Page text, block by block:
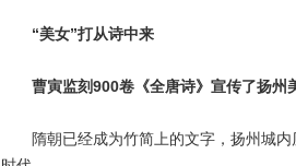
“美女”打从诗中来
曹寅监刻900卷《全唐诗》宣传了扬州
隋朝已经成为竹简上的文字，扬州城内